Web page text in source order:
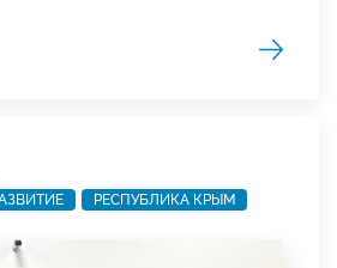
РЕСПУБЛИКА КРЫМ